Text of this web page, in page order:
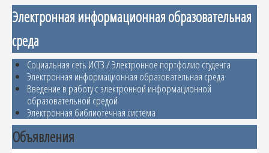
Электронная информационная образовательная
среда
Социальная сеть ИСГЗ / Электронное портфолио студента
Электронная информационная образовательная среда
Введение в работу с электронной информационной
образовательной средой
Электронная библиотечная система
Объявления